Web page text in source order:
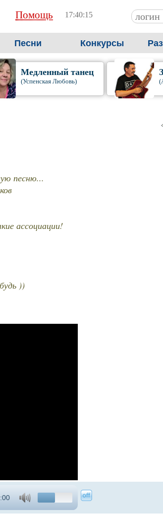
Помощь 17:40:16
Песни Конкурсы
Медленный танец
(Успенская Любовь)
песню...
ассоциации!
))